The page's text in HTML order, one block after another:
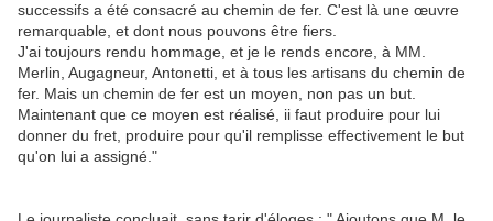
successifs a été consacré au chemin de fer. C'est là une œuvre
remarquable, et dont nous pouvons être fiers.
J'ai toujours rendu hommage, et je le rends encore, à MM.
Merlin, Augagneur, Antonetti, et à tous les artisans du chemin de
fer. Mais un chemin de fer est un moyen, non pas un but.
Maintenant que ce moyen est réalisé, ii faut produire pour lui
donner du fret, produire pour qu'il remplisse effectivement le but
qu'on lui a assigné."